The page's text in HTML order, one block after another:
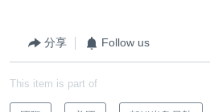
分享 Follow us
This item is part of